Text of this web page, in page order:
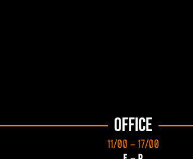
Office
11/00 – 17/00